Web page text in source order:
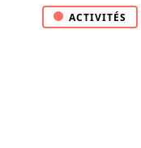
ACTIVITÉS